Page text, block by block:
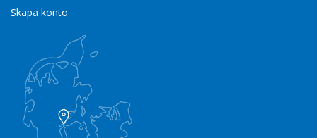
Skapa konto